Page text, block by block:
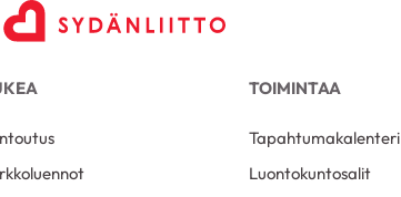
TOIMINTAA
Tapahtumakalenteri
Luontokuntosalit